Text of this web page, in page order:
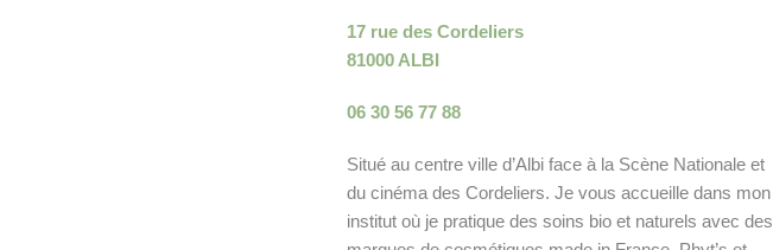
17 rue des Cordeliers
81000 ALBI
06 30 56 77 88
Situé au centre ville d’Albi face à la Scène Nationale et
du cinéma des Cordeliers. Je vous accueille dans mon
institut où je pratique des soins bio et naturels avec des